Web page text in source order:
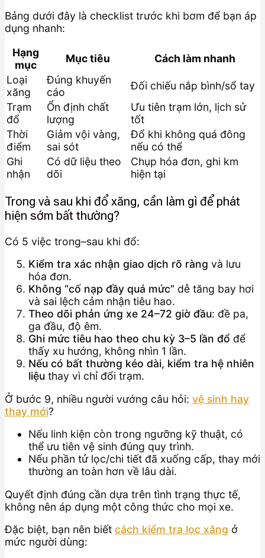
Bảng dưới đây là checklist trước khi bơm để bạn áp
dụng nhanh:
Hạng
mục
Mục tiêu
Cách làm nhanh
Loại
xăng
Đúng khuyến
cáo
Đối chiếu nắp bình/sổ tay
Trạm
đổ
Ổn định chất
lượng
Ưu tiên trạm lớn, lịch sử
tốt
Thời
điểm
Giảm vội vàng,
sai sót
Đổ khi không quá đông
nếu có thể
Ghi
nhận
Có dữ liệu theo
dõi
Chụp hóa đơn, ghi km
hiện tại
Trong và sau khi đổ xăng, cần làm gì để phát
hiện sớm bất thường?
Có 5 việc trong–sau khi đổ:
Kiểm tra xác nhận giao dịch rõ ràng và lưu
hóa đơn.
Không “cố nạp đầy quá mức” dễ tăng bay hơi
và sai lệch cảm nhận tiêu hao.
Theo dõi phản ứng xe 24–72 giờ đầu: đề pa,
ga đầu, độ êm.
Ghi mức tiêu hao theo chu kỳ 3–5 lần đổ để
thấy xu hướng, không nhìn 1 lần.
Nếu có bất thường kéo dài, kiểm tra hệ nhiên
liệu thay vì chỉ đổi trạm.
Ở bước 9, nhiều người vướng câu hỏi: vệ sinh hay
thay mới?
Nếu linh kiện còn trong ngưỡng kỹ thuật, có
thể ưu tiên vệ sinh đúng quy trình.
Nếu phần tử lọc/chi tiết đã xuống cấp, thay mới
thường an toàn hơn về lâu dài.
Quyết định đúng cần dựa trên tình trạng thực tế,
không nên áp dụng một công thức cho mọi xe.
Đặc biệt, bạn nên biết cách kiểm tra lọc xăng ở
mức người dùng: